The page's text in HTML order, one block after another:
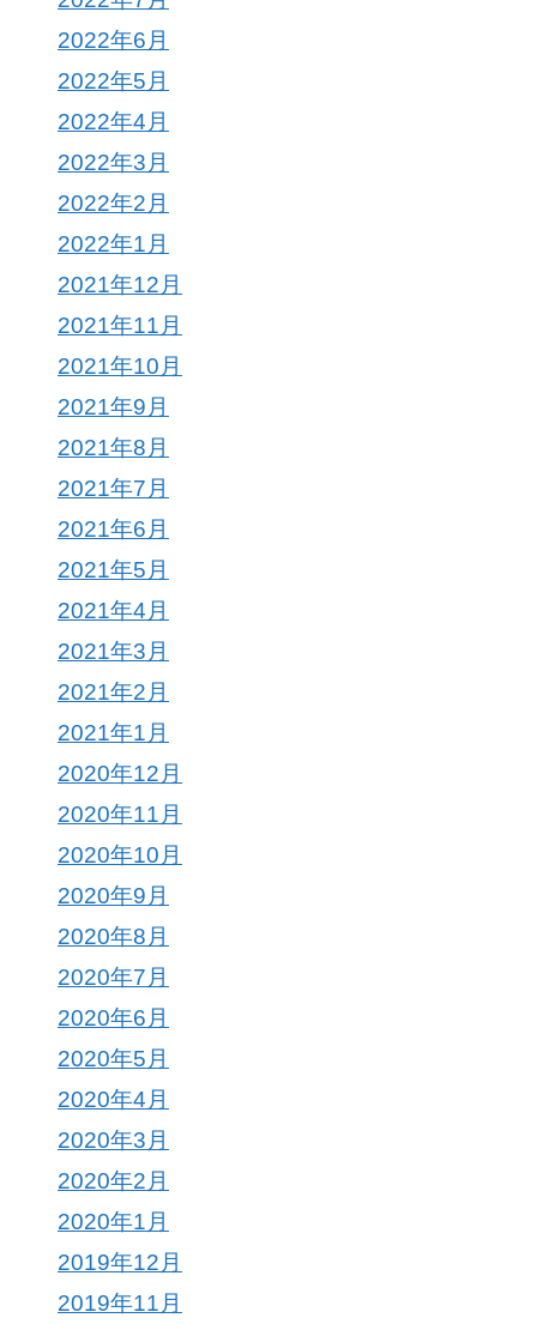
2022年6月
2022年5月
2022年4月
2022年3月
2022年2月
2022年1月
2021年12月
2021年11月
2021年10月
2021年9月
2021年8月
2021年7月
2021年6月
2021年5月
2021年4月
2021年3月
2021年2月
2021年1月
2020年12月
2020年11月
2020年10月
2020年9月
2020年8月
2020年7月
2020年6月
2020年5月
2020年4月
2020年3月
2020年2月
2020年1月
2019年12月
2019年11月